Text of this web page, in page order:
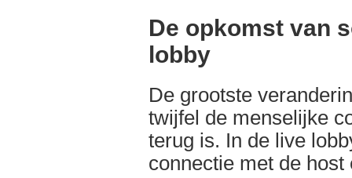
De opkomst van
lobby
De grootste
twijfel de menselijke
terug is. In de live
connectie met de